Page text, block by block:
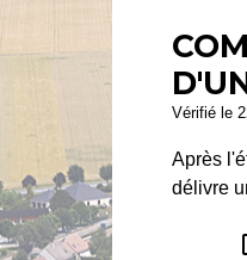
Vérifié le
Après
délivre